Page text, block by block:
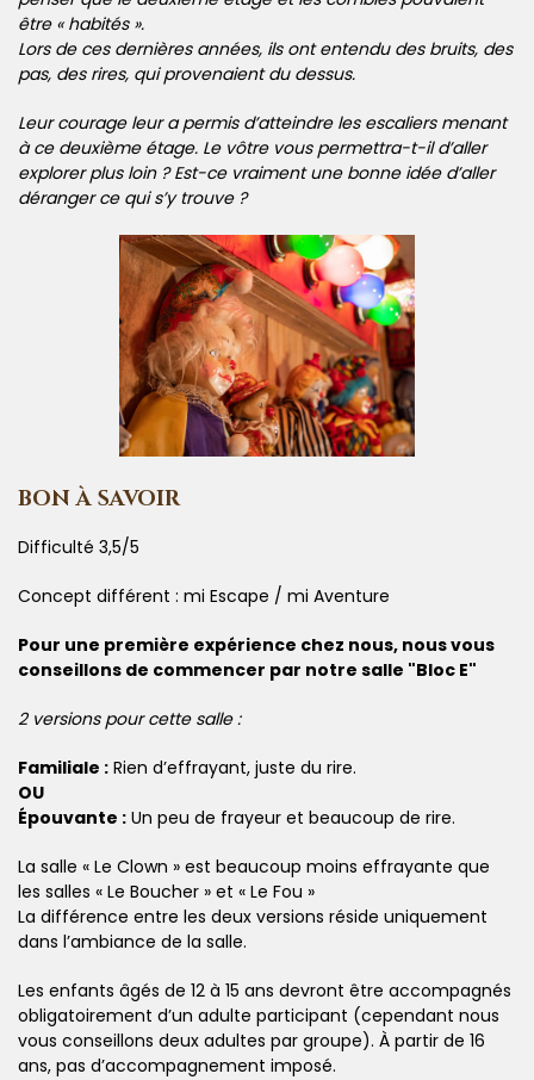
être « habités ».
Lors de ces dernières années, ils ont entendu des bruits, des
pas, des rires, qui provenaient du dessus.
Leur courage leur a permis d’atteindre les escaliers menant
à ce deuxième étage. Le vôtre vous permettra-t-il d’aller
explorer plus loin ? Est-ce vraiment une bonne idée d’aller
déranger ce qui s’y trouve ?
BON À SAVOIR
Difficulté 3,5/5
Concept différent : mi Escape / mi Aventure
Pour une première expérience chez nous, nous vous
conseillons de commencer par notre salle "Bloc E"
2 versions pour cette salle :
Familiale : Rien d’effrayant, juste du rire.
OU
Épouvante : Un peu de frayeur et beaucoup de rire.
La salle « Le Clown » est beaucoup moins effrayante que
les salles « Le Boucher » et « Le Fou »
La différence entre les deux versions réside uniquement
dans l’ambiance de la salle.
Les enfants âgés de 12 à 15 ans devront être accompagnés
obligatoirement d’un adulte participant (cependant nous
vous conseillons deux adultes par groupe). À partir de 16
ans, pas d’accompagnement imposé.